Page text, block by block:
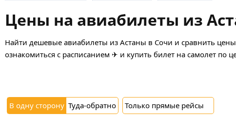
Цены на авиабилеты из
Найти дешевые авиабилеты из Астаны в Сочи и сравнить
ознакомиться с расписанием ✈ и купить билет на самолет по
В одну сторону Туда-обратно Только прямые рейсы